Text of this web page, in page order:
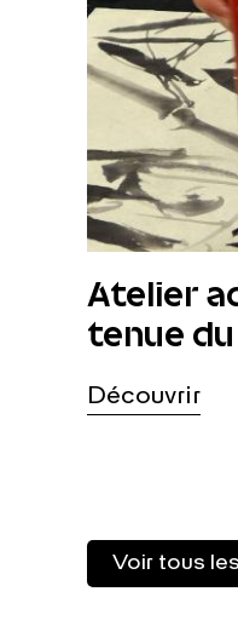
Atelier
tenue
Découvrir
Voir tous